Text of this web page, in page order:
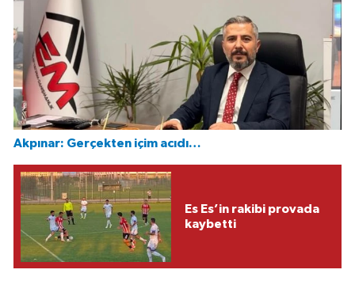
Akpınar: Gerçekten içim acıdı…
Es Es’in rakibi provada
kaybetti